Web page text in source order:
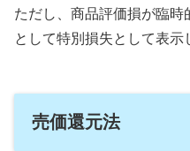
ただし、商品評価損が臨
として特別損失として表示
売価還元法